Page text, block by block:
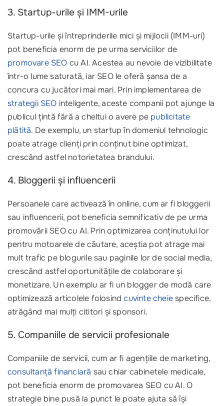
3. Startup-urile și IMM-urile
Startup-urile și întreprinderile mici și mijlocii (IMM-uri)
pot beneficia enorm de pe urma serviciilor de
promovare SEO cu AI. Acestea au nevoie de vizibilitate
într-o lume saturată, iar SEO le oferă șansa de a
concura cu jucători mai mari. Prin implementarea de
strategii SEO inteligente, aceste companii pot ajunge la
publicul țintă fără a cheltui o avere pe publicitate
plătită. De exemplu, un startup în domeniul tehnologic
poate atrage clienți prin conținut bine optimizat,
crescând astfel notorietatea brandului.
4. Bloggerii și influencerii
Persoanele care activează în online, cum ar fi bloggerii
sau influencerii, pot beneficia semnificativ de pe urma
promovării SEO cu AI. Prin optimizarea conținutului lor
pentru motoarele de căutare, aceștia pot atrage mai
mult trafic pe blogurile sau paginile lor de social media,
crescând astfel oportunitățile de colaborare și
monetizare. Un exemplu ar fi un blogger de modă care
optimizează articolele folosindcuvinte cheiespecifice,
atrăgând mai mulți cititori și sponsori.
5. Companiile de servicii profesionale
Companiile de servicii, cum ar fi agențiile de marketing,
consultanță financiară sau chiar cabinetele medicale,
pot beneficia enorm de promovarea SEO cu AI. O
strategie bine pusă la punct le poate ajuta să își